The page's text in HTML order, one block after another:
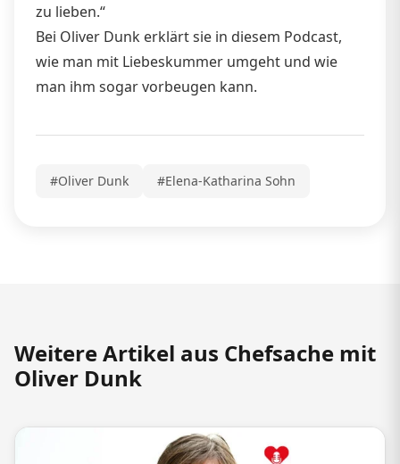
zu lieben.“
Bei Oliver Dunk erklärt sie in diesem Podcast,
wie man mit Liebeskummer umgeht und wie
man ihm sogar vorbeugen kann.
#Oliver Dunk #Elena-Katharina Sohn
Weitere Artikel aus Chefsache mit
Oliver Dunk